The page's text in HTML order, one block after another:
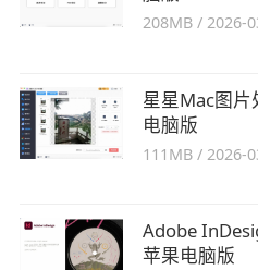
208MB /2026-
星星Mac图
电脑版
111MB / 2026-
Adobe
苹果电脑版